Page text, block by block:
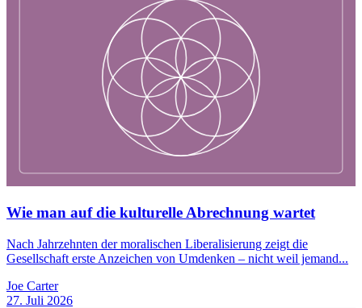
Wie man auf die kulturelle Abrechnung wartet
Nach Jahrzehnten der moralischen Liberalisierung zeigt die
Gesellschaft erste Anzeichen von Umdenken – nicht weil jemand...
Joe Carter
27. Juli 2026